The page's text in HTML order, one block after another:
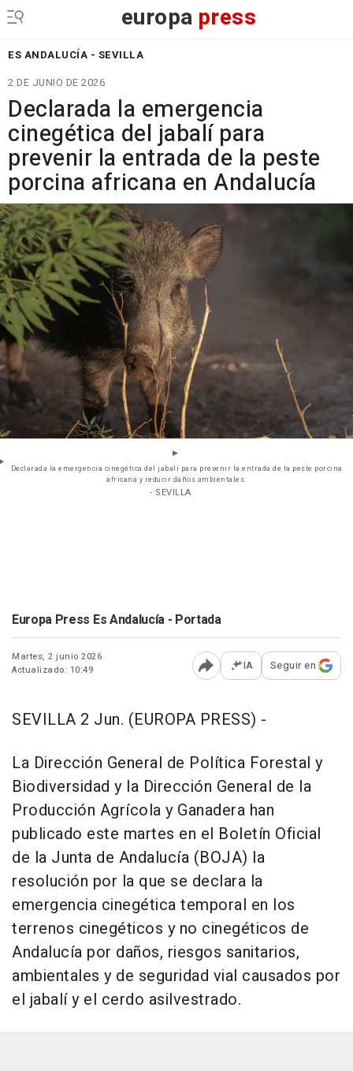
europa press
ES ANDALUCÍA - SEVILLA
2 DE JUNIO DE 2026
Declarada la emergencia
cinegética del jabalí para
prevenir la entrada de la peste
porcina africana en Andalucía
Declarada la emergencia cinegética del jabalí para prevenir la entrada de la peste porcina
africana y reducir daños ambientales.
- SEVILLA
Europa Press Es Andalucía - Portada
Martes, 2 junio 2026
Actualizado: 10:49
Abrir opciones para
IA Seguir en
SEVILLA 2 Jun. (EUROPA PRESS) -
La Dirección General de Política Forestal y
Biodiversidad y la Dirección General de la
Producción Agrícola y Ganadera han
publicado este martes en el Boletín Oficial
de la Junta de Andalucía (BOJA) la
resolución por la que se declara la
emergencia cinegética temporal en los
terrenos cinegéticos y no cinegéticos de
Andalucía por daños, riesgos sanitarios,
ambientales y de seguridad vial causados por
el jabalí y el cerdo asilvestrado.